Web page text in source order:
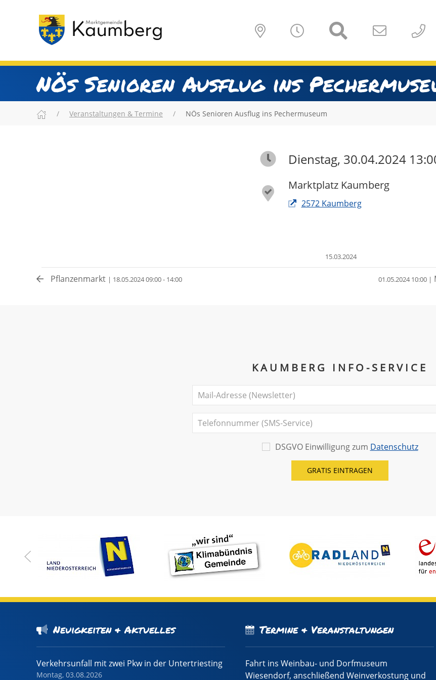
NÖs Senioren Ausflug ins
Veranstaltungen & Termine NÖs Senioren Ausflug ins Pechermuseum
Dienstag, 30.04.2024
Marktplatz Kaumberg
2572 Kaumberg
15.03.2024
Pflanzenmarkt | 18.05.2024 09:00 - 14:00 01.05.2024 10:00 |
KAUMBERG INFO-SERVICE
DSGVO Einwilligung zum Datenschutz
Neuigkeiten & Aktuelles
Verkehrsunfall mit zwei Pkw in der Untertriesting
Montag, 03.08.2026
Termine & Veranstaltungen
Fahrt ins Weinbau- und Dorfmuseum
Wiesendorf, anschließend Weinverkostung und